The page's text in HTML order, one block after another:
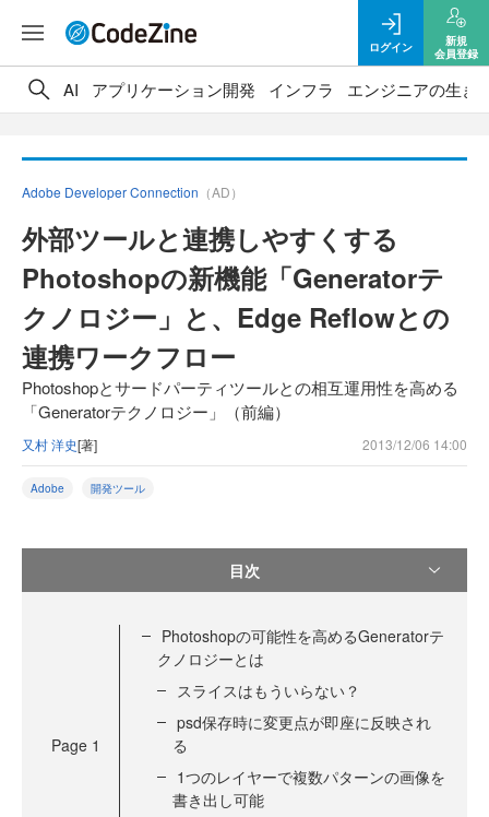
ログイン
新規
会員登録
AI アプリケーション開発 インフラ エンジニアの生き
Adobe Developer Connection （AD）
外部ツールと連携しやすくする
Photoshopの新機能「Generatorテ
クノロジー」と、Edge Reflowとの
連携ワークフロー
Photoshopとサードパーティツールとの相互運用性を高める
「Generatorテクノロジー」（前編）
又村 洋史[著] 2013/12/06 14:00
Adobe 開発ツール
目次
Page 1
Photoshopの可能性を高めるGeneratorテ
クノロジーとは
スライスはもういらない？
psd保存時に変更点が即座に反映され
る
1つのレイヤーで複数パターンの画像を
書き出し可能